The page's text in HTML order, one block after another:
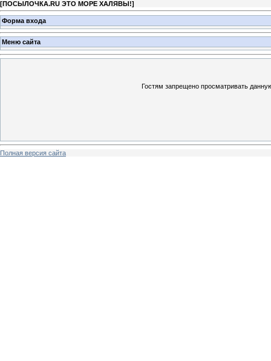
[ПОСЫЛОЧКА.RU ЭТО МОРЕ ХАЛЯВЫ!]
Форма входа
Меню сайта
Гостям запрещено просматривать
Полная версия сайта